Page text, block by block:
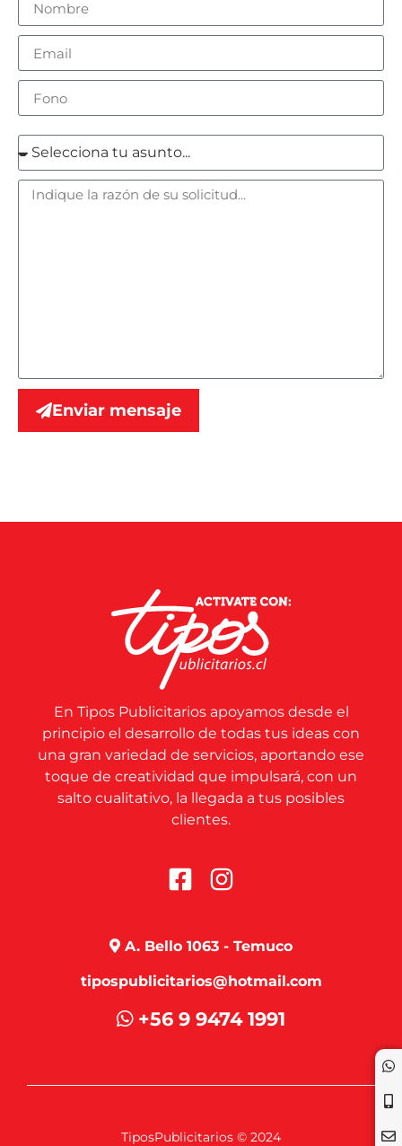
Enviar mensaje
En Tipos Publicitarios apoyamos desde el
principio el desarrollo de todas tus ideas con
una gran variedad de servicios, aportando ese
toque de creatividad que impulsará, con un
salto cualitativo, la llegada a tus posibles
clientes.
A. Bello 1063 - Temuco
tipospublicitarios@hotmail.com
+56 9 9474 1991
TiposPublicitarios © 2024